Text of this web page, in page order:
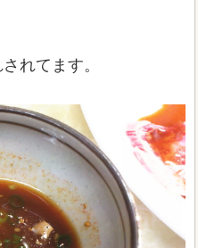
れてます。